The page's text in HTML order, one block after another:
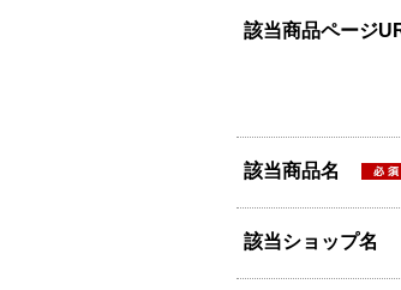
該当商品ページ
該当商品名
該当ショップ名